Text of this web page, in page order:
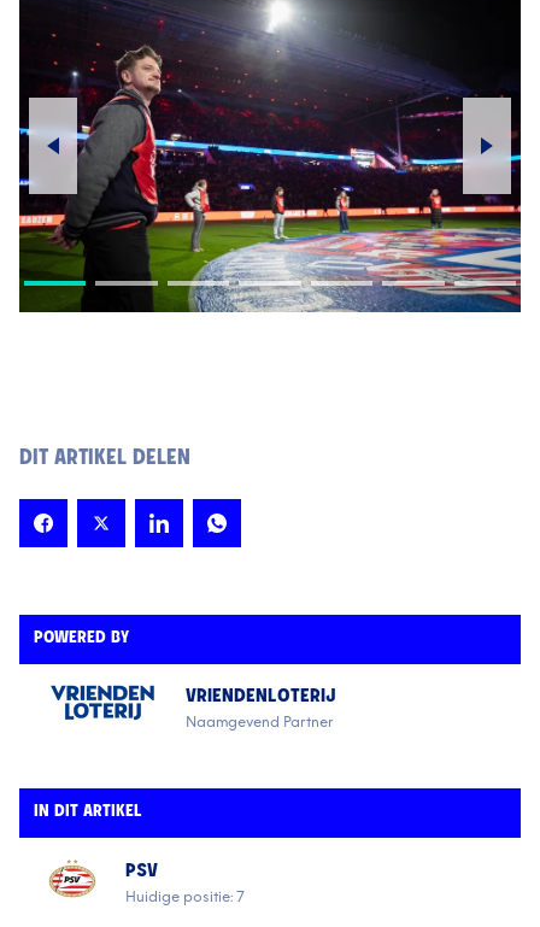
DIT ARTIKEL DELEN
POWERED BY
VRIENDENLOTERIJ
Naamgevend Partner
IN DIT ARTIKEL
PSV
Huidige positie: 7